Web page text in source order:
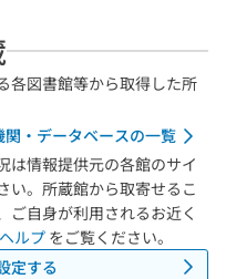
各図書館等から取得した所
・データベースの一覧
は情報提供元の各館のサイ
い。所蔵館から取寄せるこ
ご自身が利用されるお近く
ヘルプ をご覧ください。
定する